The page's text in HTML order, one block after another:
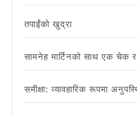
तपाईंको खुद्रा
सामनेह मार्टिनको साथ एक चेक
समीक्षा: व्यावहारिक रूपमा